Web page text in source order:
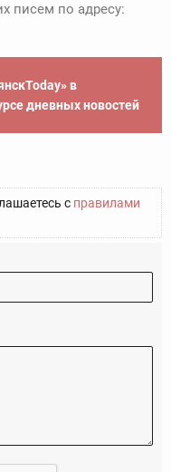
писем по адресу:
в
дневных новостей
с правилами